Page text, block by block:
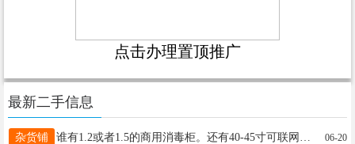
点击办理置顶推广
最新二手信息
杂货铺 06-20